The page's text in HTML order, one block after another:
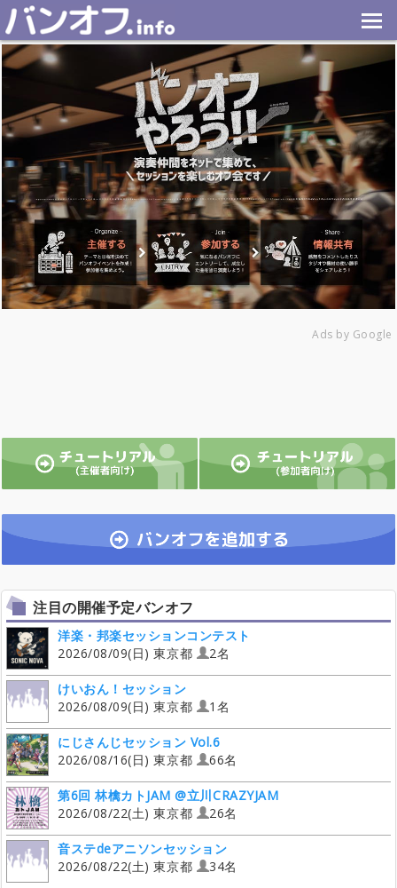
Ads by Google
注目の開催予定バンオフ
洋楽・邦楽セッションコンテスト
2026/08/09(日) 東京都
2名
けいおん！セッション
2026/08/09(日) 東京都
1名
にじさんじセッション Vol.6
2026/08/16(日) 東京都
66名
第6回 林檎カトJAM @立川CRAZYJAM
2026/08/22(土) 東京都
26名
音ステdeアニソンセッション
2026/08/22(土) 東京都
34名